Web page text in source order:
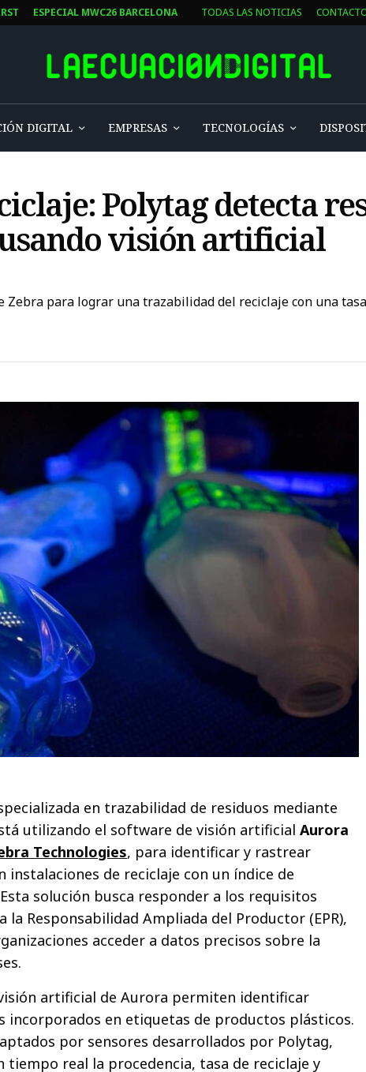
ESPECIAL MWC26 BARCELONA TODAS LAS NOTICIAS
DIGITAL EMPRESAS TECNOLOGÍAS
Polytag detecta
visión artificial
para lograr una trazabilidad del reciclaje con una
en trazabilidad de residuos mediante
utilizando el software de visión artificialAurora
Technologies, para identificar y rastrear
instalaciones de reciclaje con un índice de
solución busca responder a los requisitos
la Responsabilidad Ampliada del Productor (EPR),
acceder a datos precisos sobre la
artificial de Aurora permiten identificar
incorporados en etiquetas de productos plásticos.
por sensores desarrollados por Polytag,
tiempo real la procedencia, tasa de reciclaje y